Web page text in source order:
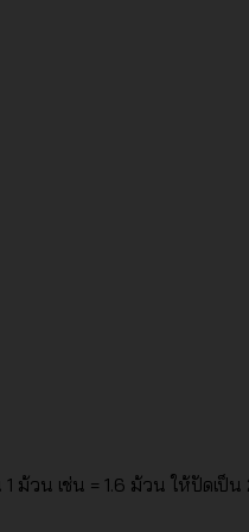
ม้วน เช่น = 1.6 ม้วน ให้ปัดเป็น